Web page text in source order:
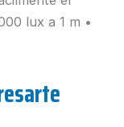
lux a 1 m •